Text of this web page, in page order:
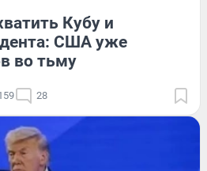
Кубу и
США уже
во тьму
28